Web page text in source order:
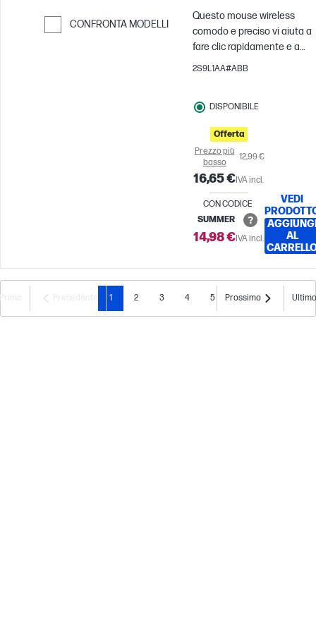
CONFRONTA MODELLI
Questo mouse wireless
comodo e preciso vi aiuta a
fare clic rapidamente e a
mantenere alta la
2S9L1AA#ABB
DISPONIBILE
Offerta
Prezzo più
basso
12,99 €
16,65 €IVA incl.
CON CODICE
SUMMER
14,98 €IVA incl.
VEDI
AL
Primo 1 2 3 4 5 Prossimo Ultimo